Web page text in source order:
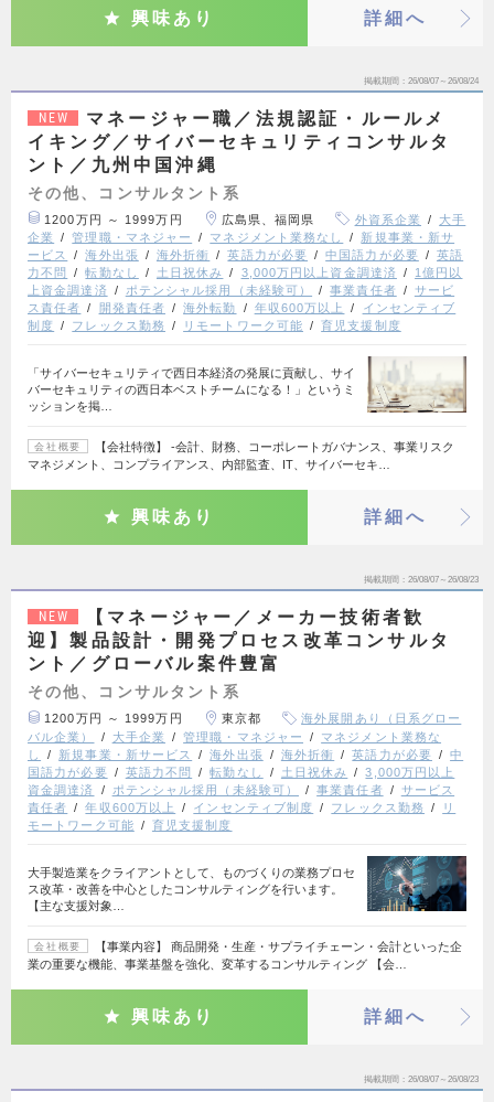
興味あり 詳細へ
掲載期間 26/08/07～26/08/24
NEW
マネージャー職／法規認証・ルールメ
イキング／サイバーセキュリティコンサルタ
ント／九州中国沖縄
その他、コンサルタント系
1200万円 ～ 1999万円 広島県、福岡県 外資系企業
大手
企業
管理職・マネジャー マネジメント業務なし
新規事業・新サ
ービス
海外出張 海外折衝 英語力が必要 中国語力が必要
英語
力不問
転勤なし 土日祝休み 3,000万円以上資金調達済
1億円以
上資金調達済
ポテンシャル採用（未経験可） 事業責任者
サービ
ス責任者
開発責任者 海外転勤 年収600万以上
インセンティブ
制度
フレックス勤務 リモートワーク可能 育児支援制度
「サイバーセキュリティで西日本経済の発展に貢献し、サイ
バーセキュリティの西日本ベストチームになる！」というミ
ッションを掲…
会社概要
【会社特徴】 ‐会計、財務、コーポレートガバナンス、事業リスク
マネジメント、コンプライアンス、内部監査、IT、サイバーセキ…
興味あり 詳細へ
掲載期間 26/08/07～26/08/23
NEW
【マネージャー／メーカー技術者歓
迎】製品設計・開発プロセス改革コンサルタ
ント／グローバル案件豊富
その他、コンサルタント系
1200万円 ～ 1999万円 東京都
海外展開あり（日系グロー
バル企業）
大手企業 管理職・マネジャー
マネジメント業務な
し
新規事業・新サービス 海外出張 海外折衝 英語力が必要
中
国語力が必要
英語力不問 転勤なし 土日祝休み
3,000万円以上
資金調達済
ポテンシャル採用（未経験可） 事業責任者
サービス
責任者
年収600万以上 インセンティブ制度 フレックス勤務
リ
モートワーク可能
育児支援制度
大手製造業をクライアントとして、ものづくりの業務プロセ
ス改革・改善を中心としたコンサルティングを行います。
【主な支援対象…
会社概要
【事業内容】 商品開発・生産・サプライチェーン・会計といった企
業の重要な機能、事業基盤を強化、変革するコンサルティング 【会…
興味あり 詳細へ
掲載期間 26/08/07～26/08/23